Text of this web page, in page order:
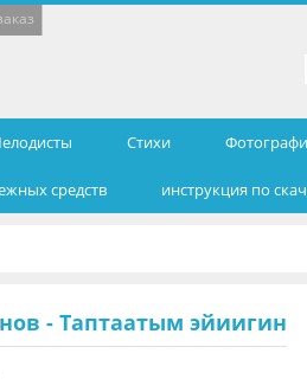
Cтихи
средств инструкция по
- Таптаатым эйиигин